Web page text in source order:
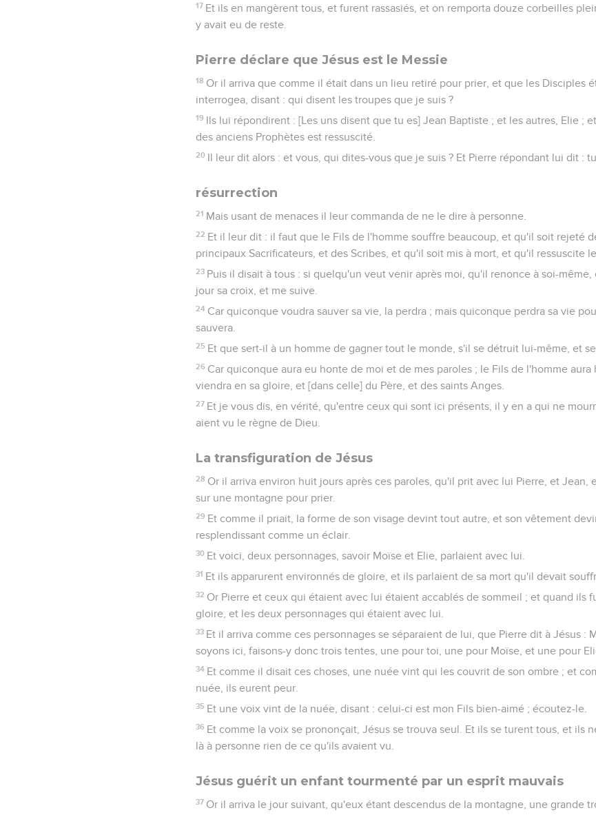
17 Et ils en mangèrent tous, et furent rassasiés, et on remporta douze corbeilles
y avait eu de reste.
Pierre déclare que Jésus est le Messie
18 Or il arriva que comme il était dans un lieu retiré pour prier, et que les Disciples
interrogea, disant : qui disent les troupes que je suis ?
19 Ils lui répondirent : [Les uns disent que tu es] Jean Baptiste ; et les autres, Elie ;
des anciens Prophètes est ressuscité.
20 Il leur dit alors : et vous, qui dites-vous que je suis ? Et Pierre répondant lui dit :
résurrection
21 Mais usant de menaces il leur commanda de ne le dire à personne.
22 Et il leur dit : il faut que le Fils de l'homme souffre beaucoup, et qu'il soit rejeté
principaux Sacrificateurs, et des Scribes, et qu'il soit mis à mort, et qu'il ressuscite
23 Puis il disait à tous : si quelqu'un veut venir après moi, qu'il renonce à soi-
jour sa croix, et me suive.
24 Car quiconque voudra sauver sa vie, la perdra ; mais quiconque perdra sa vie
sauvera.
25 Et que sert-il à un homme de gagner tout le monde, s'il se détruit lui-même, et
26 Car quiconque aura eu honte de moi et de mes paroles ; le Fils de l'homme
viendra en sa gloire, et [dans celle] du Père, et des saints Anges.
27 Et je vous dis, en vérité, qu'entre ceux qui sont ici présents, il y en a qui ne
aient vu le règne de Dieu.
La transfiguration de Jésus
28 Or il arriva environ huit jours après ces paroles, qu'il prit avec lui Pierre, et Jean,
sur une montagne pour prier.
29 Et comme il priait, la forme de son visage devint tout autre, et son vêtement
resplendissant comme un éclair.
30 Et voici, deux personnages, savoir Moïse et Elie, parlaient avec lui.
31 Et ils apparurent environnés de gloire, et ils parlaient de sa mort qu'il devait
32 Or Pierre et ceux qui étaient avec lui étaient accablés de sommeil ; et quand ils
gloire, et les deux personnages qui étaient avec lui.
33 Et il arriva comme ces personnages se séparaient de lui, que Pierre dit à Jésus :
soyons ici, faisons-y donc trois tentes, une pour toi, une pour Moïse, et une pour
34 Et comme il disait ces choses, une nuée vint qui les couvrit de son ombre ; et
nuée, ils eurent peur.
35 Et une voix vint de la nuée, disant : celui-ci est mon Fils bien-aimé ; écoutez-le.
36 Et comme la voix se prononçait, Jésus se trouva seul. Et ils se turent tous, et ils
là à personne rien de ce qu'ils avaient vu.
Jésus guérit un enfant tourmenté par un esprit mauvais
37 Or il arriva le jour suivant, qu'eux étant descendus de la montagne, une grande